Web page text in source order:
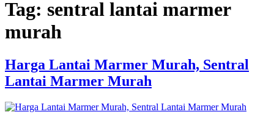
Tag: sentral lantai marmer
murah
Harga Lantai Marmer Murah, Sentral
Lantai Marmer Murah